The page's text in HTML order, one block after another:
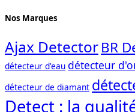
Nos Marques
Ajax DetectorBR
détecteur d'eau détecteur
détecteur de diamant
Detect : la